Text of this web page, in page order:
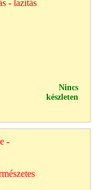
- lazítás
Nincs
készleten
-